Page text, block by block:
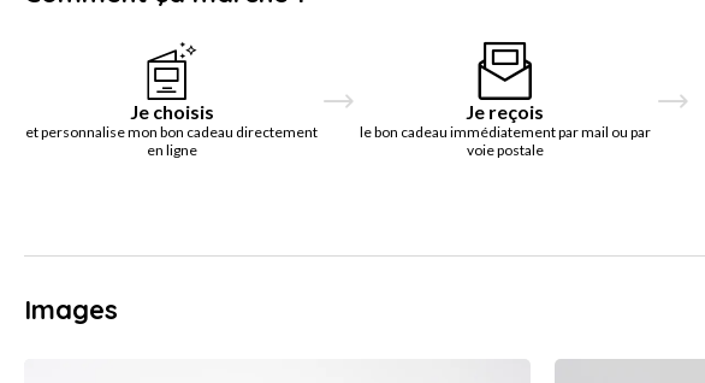
Je choisis
et personnalise mon bon cadeau directement
en ligne
Je reçois
le bon cadeau immédiatement par mail ou par
voie postale
Images